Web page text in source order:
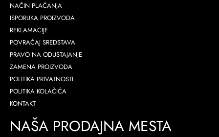
NAČIN PLAĆANJA
ISPORUKA PROIZVODA
REKLAMACIJE
POVRAĆAJ SREDSTAVA
PRAVO NA ODUSTAJANJE
ZAMENA PROIZVODA
POLITIKA PRIVATNOSTI
POLITIKA KOLAČIĆA
KONTAKT
NAŠA PRODAJNA MESTA